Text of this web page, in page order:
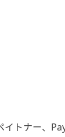
イトナー、